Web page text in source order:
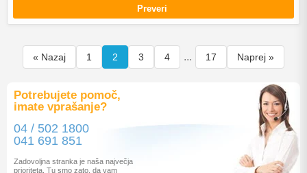
Potrebujete pomoč,
imate vprašanje?
04 / 502 1800
041 691 851
Zadovoljna stranka je naša največja
prioriteta. Tu smo zato, da vam
Preveri
« Nazaj 1 2 3 4 ... 17 Naprej »